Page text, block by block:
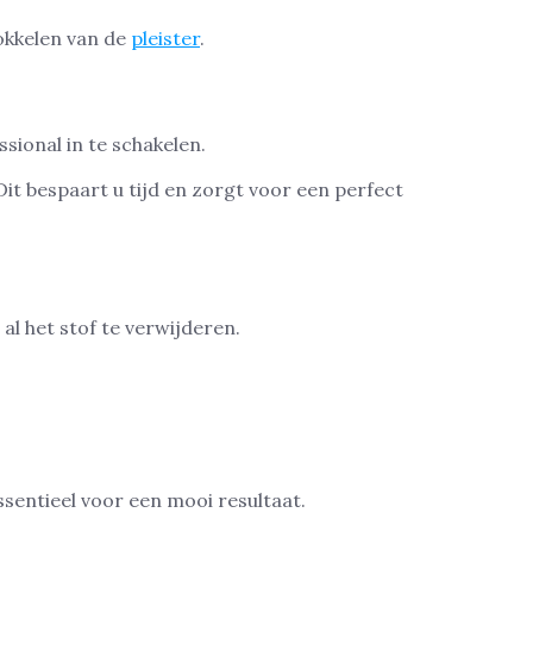
van de pleister.
in te schakelen.
bespaart u tijd en zorgt voor een perfect
al het stof te verwijderen.
voor een mooi resultaat.